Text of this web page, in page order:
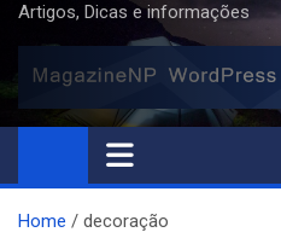
Artigos, Dicas e informações
Home decoração